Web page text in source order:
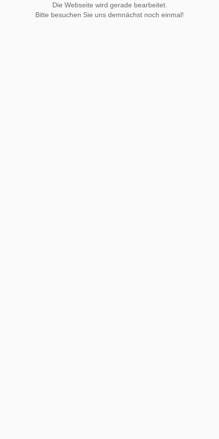
Die Webseite wird gerade bearbeitet.
Bitte besuchen Sie uns demnächst noch einmal!